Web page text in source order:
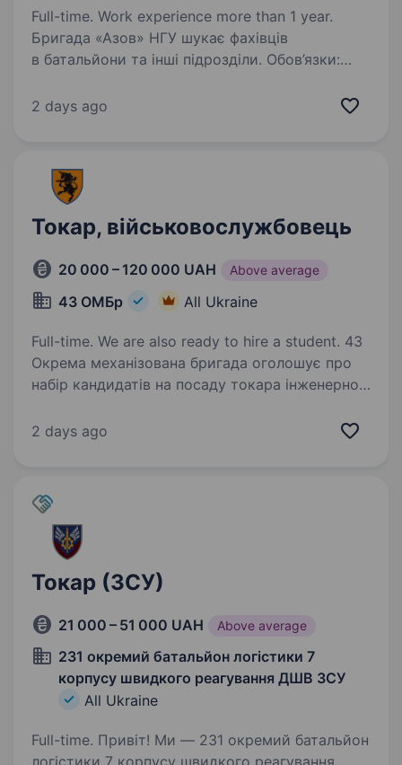
Full-time. Work experience more than 1 year.
Бригада «Азов» НГУ шукає фахівців
в батальйони та інші підрозділи. Обов’язки:
верстатах; виготовлення, ремонтування та
2 days ago
Токар, військовослужбовець
20 000 – 120 000 UAH Above average
43 ОМБр All Ukraine
Full-time. We are also ready to hire a student. 43
Окрема механізована бригада оголошує про
набір кандидатів на посаду токара інженерно-
відповідальних та мотивованих людей, які
2 days ago
Токар (ЗСУ)
21 000 – 51 000 UAH Above average
231 окремий батальйон логістики 7
корпусу швидкого реагування ДШВ ЗСУ
All Ukraine
Full-time. Привіт! Ми — 231 окремий батальйон
логістики 7 корпусу швидкого реагування